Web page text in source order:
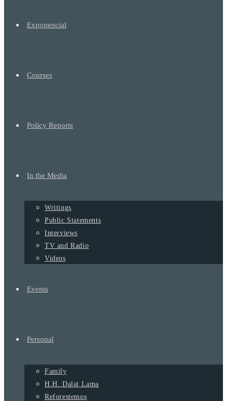
Exponencial
Courses
Policy Reports
In the Media
Writings
Public Statements
Interviews
TV and Radio
Videos
Events
Personal
Family
H.H. Dalai Lama
Reforestemos